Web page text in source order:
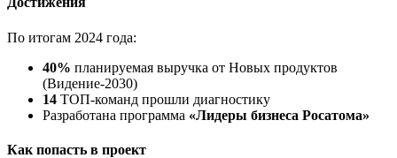
По итогам 2024 года:
40% планируемая выручка от Новых продуктов
(Видение-2030)
14 ТОП-команд прошли диагностику
Разработана программа «Лидеры бизнеса Росатома»
Как попасть в проект